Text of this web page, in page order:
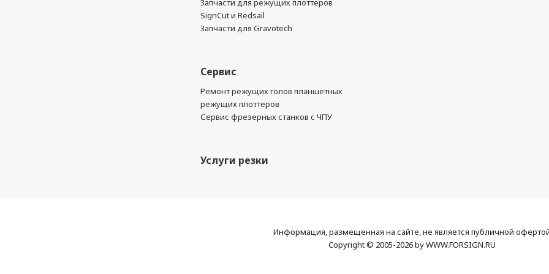
Запчасти для режущих плоттеров
SignCut и Redsail
Запчасти для Gravotech
Сервис
Ремонт режущих голов планшетных
режущих плоттеров
Сервис фрезерных станков с ЧПУ
Услуги резки
Информация, размещенная на сайте, не является публичной
Copyright © 2005-2026 by WWW.FORSIGN.RU